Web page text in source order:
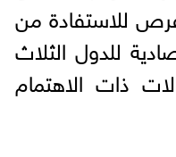
للاستفادة من
للدول الثلاث
ذات الاهتمام